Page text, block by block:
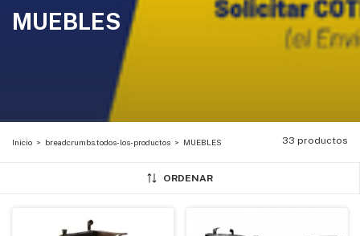
MUEBLES
Inicio > breadcrumbs.todos-los-productos > MUEBLES 33 productos
ORDENAR